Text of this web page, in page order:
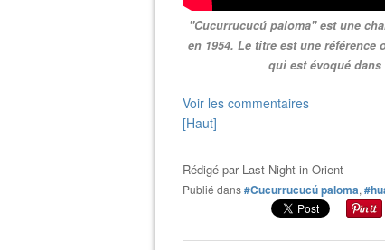
"Cucurrucucú paloma" est une
en 1954. Le titre est une
qui est évoqué
Voir les commentaires
[Haut]
Rédigé par Last Night in Orient
Publié dans#Cucurrucucú paloma,